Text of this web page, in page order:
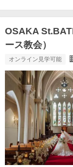
OSAKA
ース教会）
オンライン見学可能